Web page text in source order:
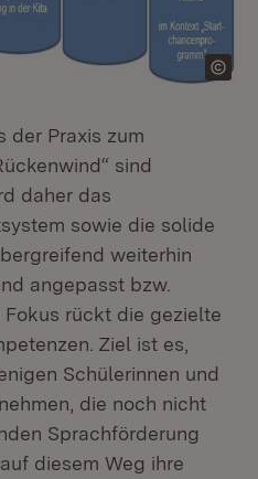
der Praxis zum
sind
daher das
sowie die solide
weiterhin
angepasst bzw.
rückt die gezielte
Ziel ist es,
Schülerinnen und
die noch nicht
Sprachförderung
diesem Weg ihre